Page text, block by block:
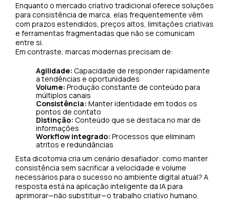
Enquanto o mercado criativo tradicional oferece soluções
para consistência de marca, elas frequentemente vêm
com prazos estendidos, preços altos, limitações criativas
e ferramentas fragmentadas que não se comunicam
entre si.
Em contraste, marcas modernas precisam de:
Agilidade: Capacidade de responder rapidamente
a tendências e oportunidades
Volume: Produção constante de conteúdo para
múltiplos canais
Consistência: Manter identidade em todos os
pontos de contato
Distinção: Conteúdo que se destaca no mar de
informações
Workflow integrado: Processos que eliminam
atritos e redundâncias
Esta dicotomia cria um cenário desafiador: como manter
consistência sem sacrificar a velocidade e volume
necessários para o sucesso no ambiente digital atual? A
resposta está na aplicação inteligente da IA para
aprimorar—não substituir—o trabalho criativo humano.